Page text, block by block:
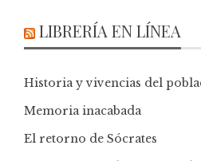
LIBRERÍA EN LÍNEA
Historia y vivencias del
Memoria inacabada
El retorno de Sócrates